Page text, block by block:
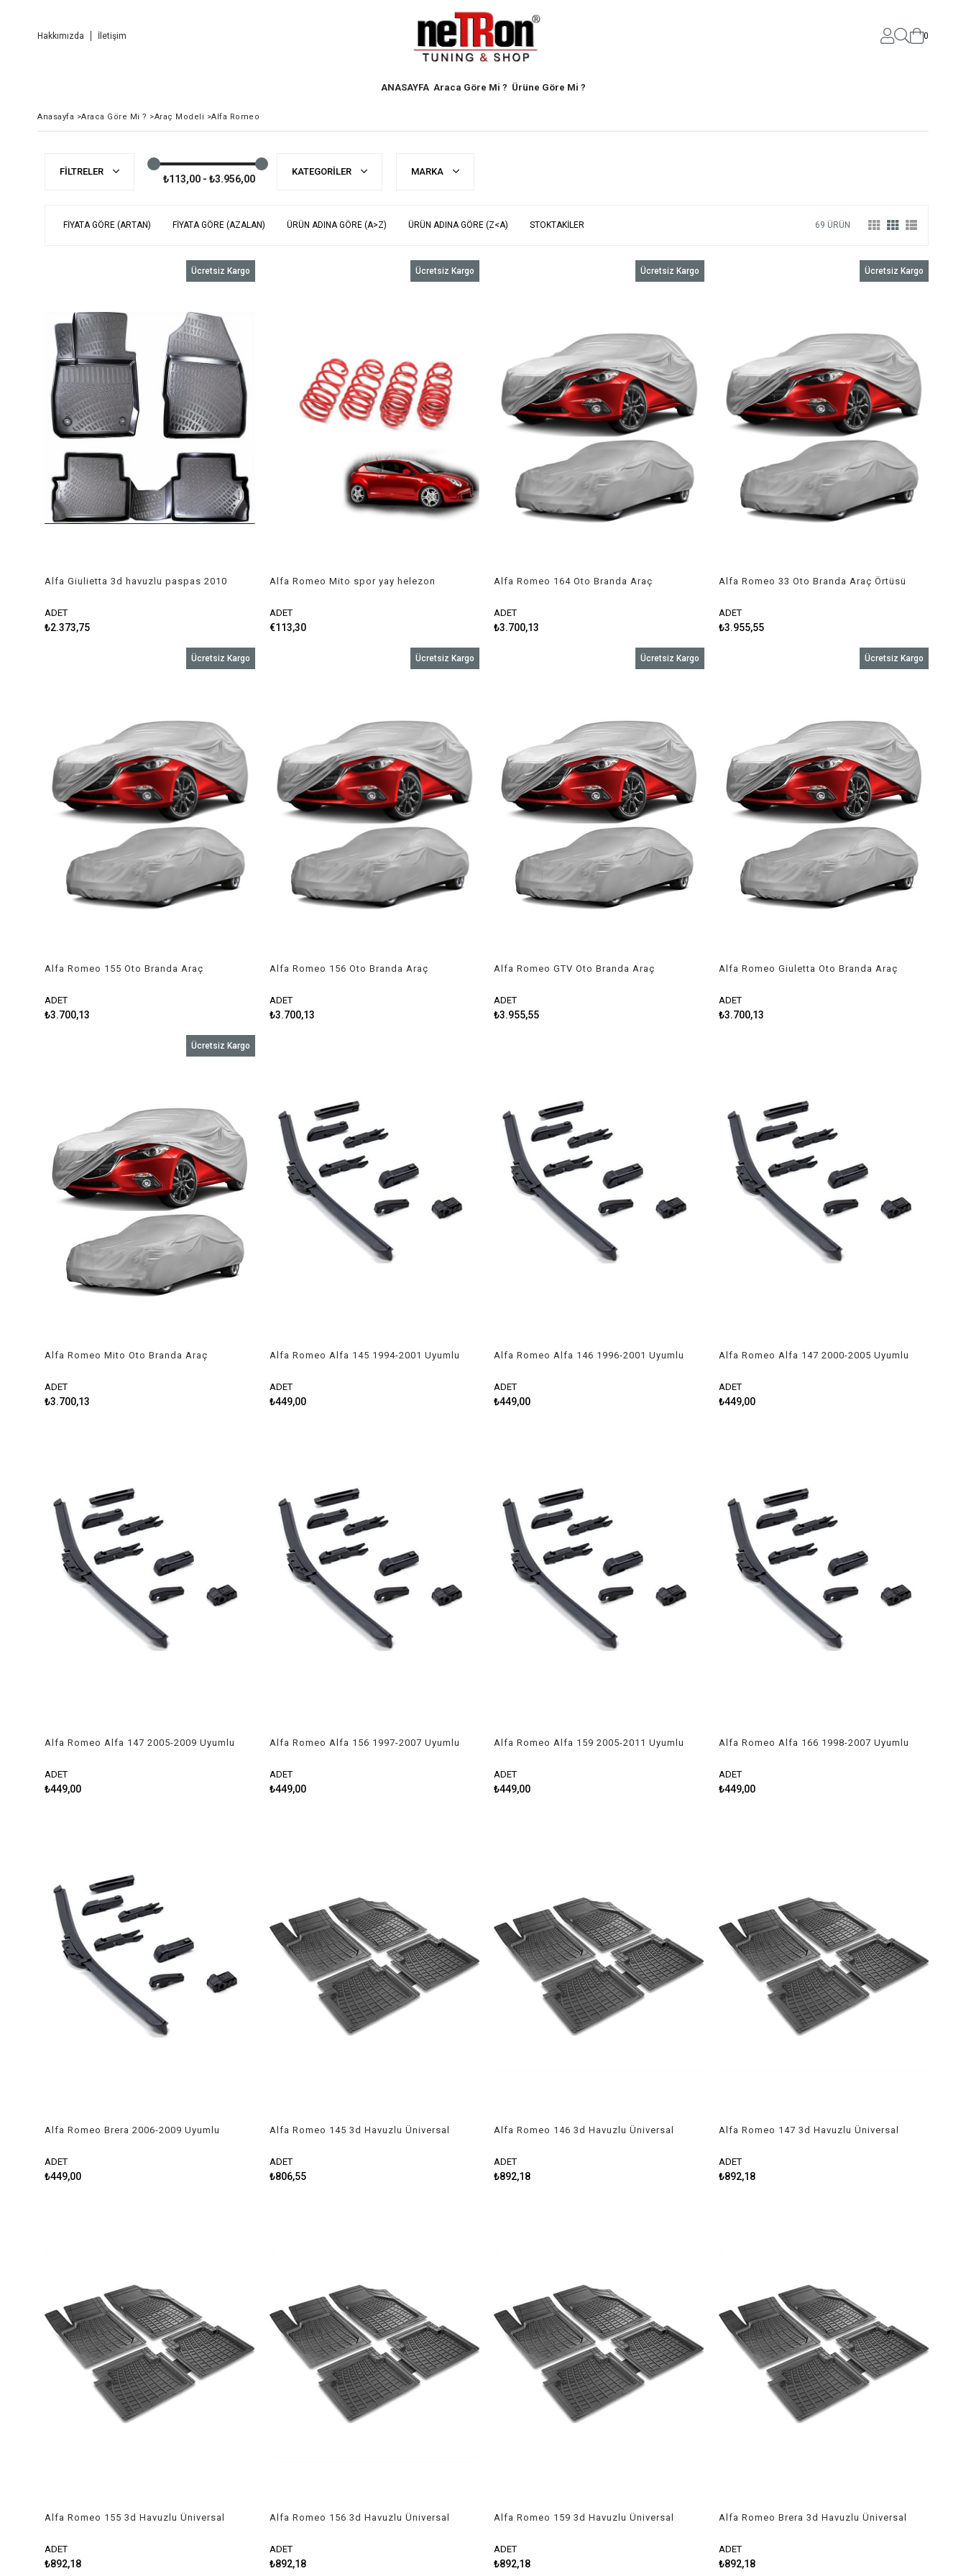
Hakkımızda İletişim 0
ANASAYFA Araca Göre Mi ? Ürüne Göre Mi ?
Anasayfa >Araca Göre Mi ? >Araç Modeli >Alfa Romeo
FILTRELER
₺113,00 - ₺3.956,00
KATEGORILER MARKA
FIYATA GÖRE (ARTAN) FIYATA GÖRE (AZALAN) ÜRÜN ADINA GÖRE (A>Z) ÜRÜN ADINA GÖRE (Z<A) STOKTAKILER 69 ÜRÜN
Alfa Giulietta 3d havuzlu paspas 2010
ADET
₺2.373,75
Ücretsiz Kargo
Alfa Romeo Mito spor yay helezon
ADET
€113,30
Ücretsiz Kargo
Alfa Romeo 164 Oto Branda Araç
ADET
₺3.700,13
Ücretsiz Kargo
Alfa Romeo 33 Oto Branda Araç Örtüsü
ADET
₺3.955,55
Ücretsiz Kargo
Alfa Romeo 155 Oto Branda Araç
ADET
₺3.700,13
Ücretsiz Kargo
Alfa Romeo 156 Oto Branda Araç
ADET
₺3.700,13
Ücretsiz Kargo
Alfa Romeo GTV Oto Branda Araç
ADET
₺3.955,55
Ücretsiz Kargo
Alfa Romeo Giuletta Oto Branda Araç
ADET
₺3.700,13
Ücretsiz Kargo
Alfa Romeo Mito Oto Branda Araç
ADET
₺3.700,13
Ücretsiz Kargo
Alfa Romeo Alfa 145 1994-2001 Uyumlu
ADET
₺449,00
Alfa Romeo Alfa 146 1996-2001 Uyumlu
ADET
₺449,00
Alfa Romeo Alfa 147 2000-2005 Uyumlu
ADET
₺449,00
Alfa Romeo Alfa 147 2005-2009 Uyumlu
ADET
₺449,00
Alfa Romeo Alfa 156 1997-2007 Uyumlu
ADET
₺449,00
Alfa Romeo Alfa 159 2005-2011 Uyumlu
ADET
₺449,00
Alfa Romeo Alfa 166 1998-2007 Uyumlu
ADET
₺449,00
Alfa Romeo Brera 2006-2009 Uyumlu
ADET
₺449,00
Alfa Romeo 145 3d Havuzlu Üniversal
ADET
₺806,55
Alfa Romeo 146 3d Havuzlu Üniversal
ADET
₺892,18
Alfa Romeo 147 3d Havuzlu Üniversal
ADET
₺892,18
Alfa Romeo 155 3d Havuzlu Üniversal
ADET
₺892,18
Alfa Romeo 156 3d Havuzlu Üniversal
ADET
₺892,18
Alfa Romeo 159 3d Havuzlu Üniversal
ADET
₺892,18
Alfa Romeo Brera 3d Havuzlu Üniversal
ADET
₺892,18